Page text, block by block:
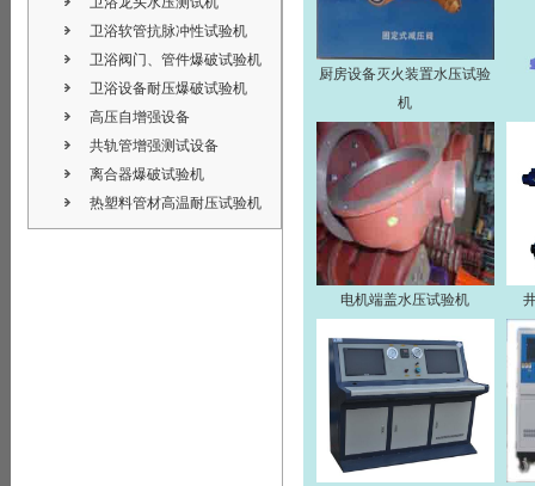
卫浴软管抗脉冲性试验机
卫浴阀门、管件爆破试验机
卫浴设备耐压爆破试验机
高压自增强设备
共轨管增强测试设备
离合器爆破试验机
热塑料管材高温耐压试验机
厨房设备灭火装置水压试验
机
电机端盖水压试验机